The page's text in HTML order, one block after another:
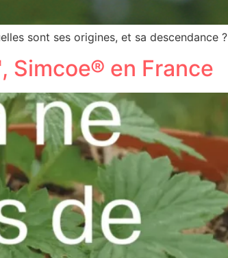
sont ses origines, et sa descendance ?
Simcoe® en France